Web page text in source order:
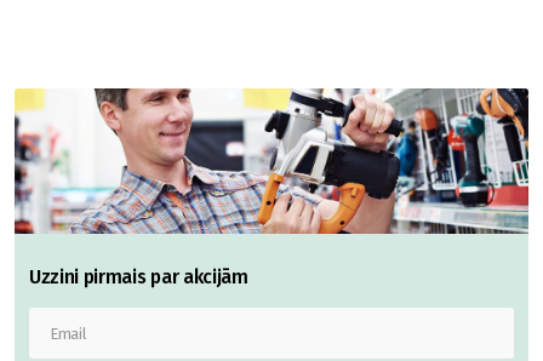
Uzzini pirmais par akcijām